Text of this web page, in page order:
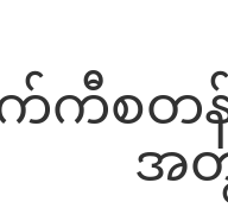
စတန်
အတွ